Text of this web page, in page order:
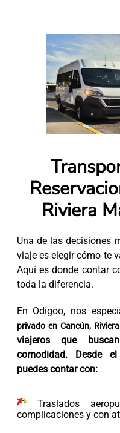
Riviera
Una de las decisiones
viaje es elegir cómo te
Aquí es donde contar
toda la diferencia.
En Odigoo, nos
privado en Cancún,
viajeros que
comodidad. Desde
puedes contar con:
Traslados
complicaciones y con